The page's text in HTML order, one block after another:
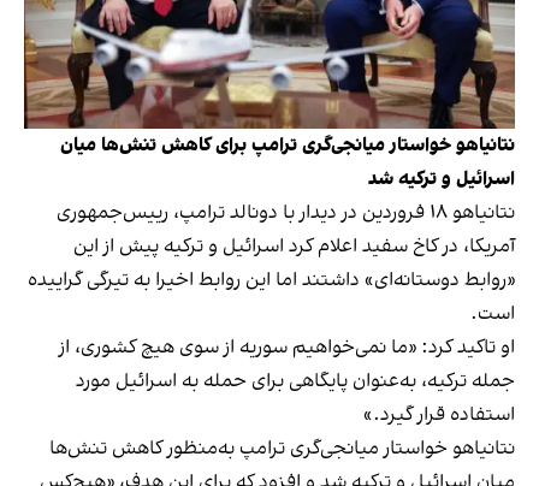
نتانیاهو خواستار میانجی‌گری ترامپ برای کاهش تنش‌ها میان
اسرائیل و ترکیه شد
نتانیاهو ۱۸ فروردین در دیدار با دونالد ترامپ، رییس‌جمهوری
آمریکا، در کاخ سفید اعلام کرد اسرائيل و ترکیه پیش از این
«روابط دوستانه‌ای» داشتند اما این روابط اخیرا به تیرگی گراییده
است.
او تاکید کرد: «ما نمی‌خواهیم سوریه از سوی هیچ کشوری، از
جمله ترکیه، به‌عنوان پایگاهی برای حمله به اسرائیل مورد
استفاده قرار گیرد.»
نتانیاهو خواستار میانجی‌گری ترامپ به‌منظور کاهش تنش‌ها